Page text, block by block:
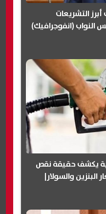
التشريعات
(انفوجرافيك)
يكشف حقيقة نقص
والسولار|